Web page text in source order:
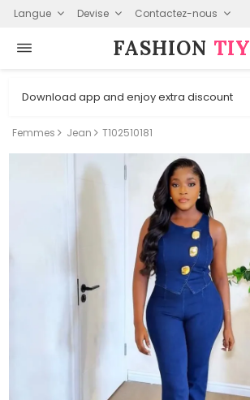
Langue Devise Contactez-nous
FASHION⁠ TIY
Download app and enjoy extra discount
Femmes Jean T102510181